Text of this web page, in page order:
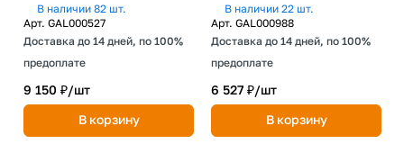
В наличии 82 шт.
Арт. GAL000527
Доставка до 14 дней, по 100%
предоплате
9 150 ₽/шт
В корзину
В наличии 22 шт.
Арт. GAL000988
Доставка до 14 дней, по 100%
предоплате
6 527 ₽/шт
В корзину